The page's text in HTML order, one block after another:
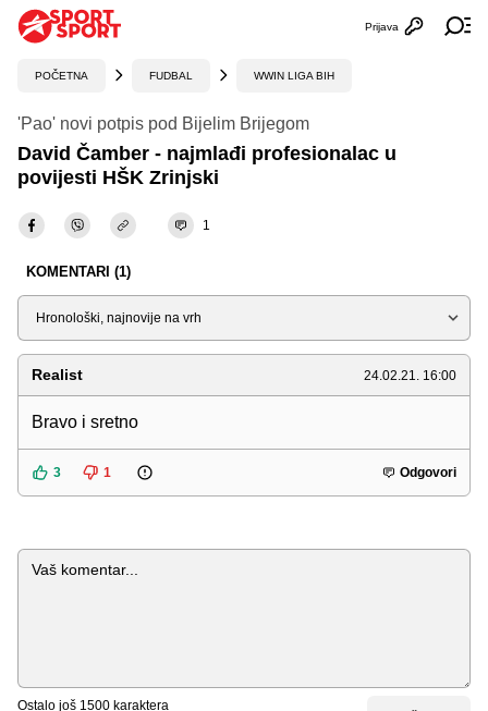
Otvori
Prijava
POČETNA FUDBAL WWIN LIGA BIH
'Pao' novi potpis pod Bijelim Brijegom
David Čamber - najmlađi profesionalac u
povijesti HŠK Zrinjski
1
KOMENTARI (1)
Sortiraj
Realist 24.02.21. 16:00
Bravo i sretno
3 1 Odgovori
Komentar
Ostalo još 1500 karaktera